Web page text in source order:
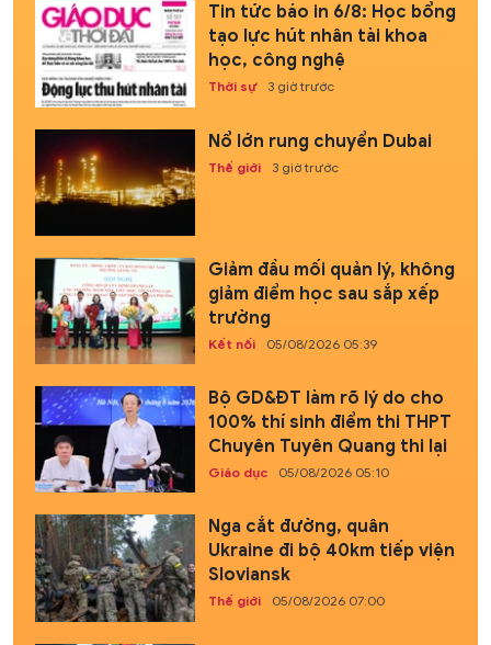
Tin tức báo in 6/8: Học bổng
tạo lực hút nhân tài khoa
học, công nghệ
Thời sự 3 giờ trước
Nổ lớn rung chuyển Dubai
Thế giới 3 giờ trước
Giảm đầu mối quản lý, không
giảm điểm học sau sắp xếp
trường
Kết nối 05/08/2026 05:39
Bộ GD&ĐT làm rõ lý do cho
100% thí sinh điểm thi THPT
Chuyên Tuyên Quang thi lại
Giáo dục 05/08/2026 05:10
Nga cắt đường, quân
Ukraine đi bộ 40km tiếp viện
Sloviansk
Thế giới 05/08/2026 07:00